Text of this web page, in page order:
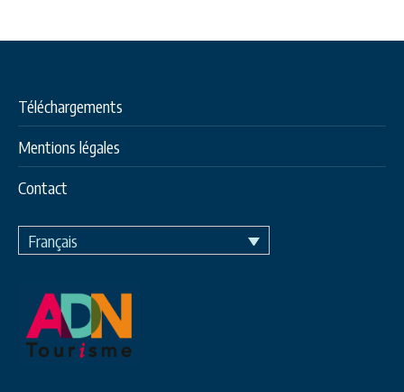
Téléchargements
Mentions légales
Contact
Français